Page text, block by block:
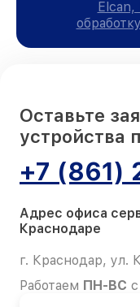
Elcan,
Оставьте
устройства
+7 (861)
Адрес офиса
Краснодаре
г. Краснодар, ул.
Работаем ПН-ВС с